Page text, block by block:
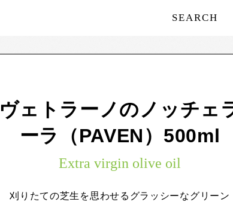
SEARCH
ヴェトラーノのノッチェ
ーラ（PAVEN）500ml
Extra virgin olive oil
刈りたての芝生を思わせるグラッシーなグリーン